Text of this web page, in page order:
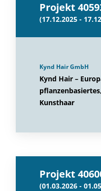
Projekt
(17.12.2025 -
Kynd Hair GmbH
Kynd Hair –
Kunsthaar
Projekt
(01.03.2026 -